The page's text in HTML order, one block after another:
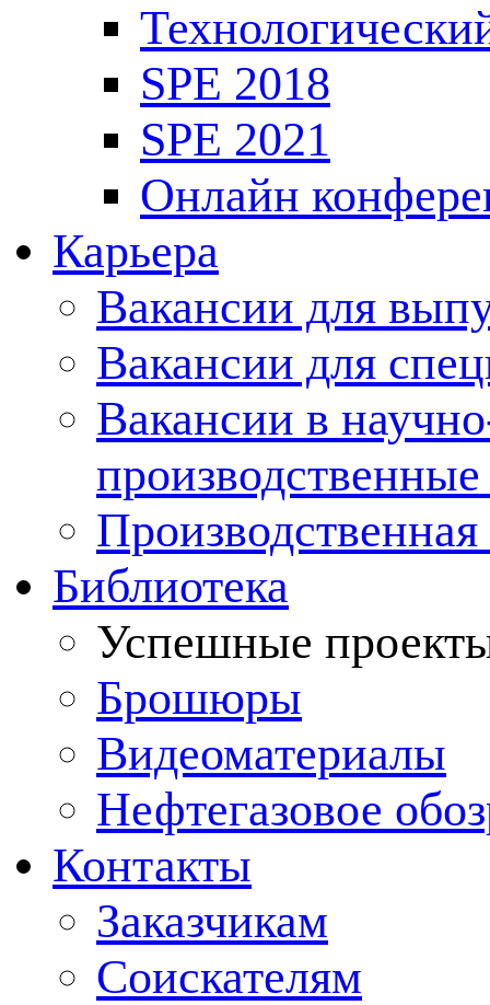
SPE 2018
SPE 2021
Онлайн
Карьера
Вакансии для
Вакансии для
Вакансии в
Производственная
Библиотека
Успешные
Брошюры
Видеоматериалы
Нефтегазовое
Контакты
Заказчикам
Соискателям